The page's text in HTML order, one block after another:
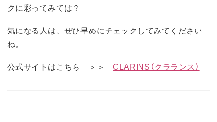
クに彩ってみては？
気になる人は、ぜひ早めにチェックしてみてください
ね。
公式サイトはこちら ＞＞CLARINS（クラランス）